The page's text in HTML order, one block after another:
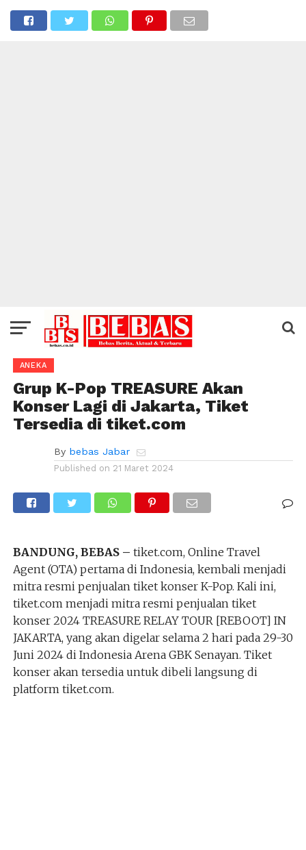
ANEKA
Grup K-Pop TREASURE Akan
Konser Lagi di Jakarta, Tiket
Tersedia di tiket.com
By bebas Jabar
Published on 21 Maret 2024
BANDUNG, BEBAS – tiket.com, Online Travel
Agent (OTA) pertama di Indonesia, kembali menjadi
mitra resmi penjualan tiket konser K-Pop. Kali ini,
tiket.com menjadi mitra resmi penjualan tiket
konser 2024 TREASURE RELAY TOUR [REBOOT] IN
JAKARTA, yang akan digelar selama 2 hari pada 29-30
Juni 2024 di Indonesia Arena GBK Senayan. Tiket
konser akan tersedia untuk dibeli langsung di
platform tiket.com.